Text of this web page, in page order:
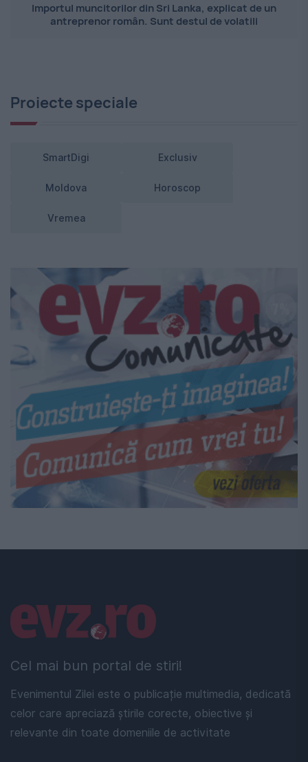
Importul muncitorilor din Sri Lanka, explicat de un
antreprenor român. Sunt destul de volatili
Proiecte speciale
SmartDigi Exclusiv
Moldova Horoscop
Vremea
Cel mai bun portal de stiri!
Evenimentul Zilei este o publicație multimedia, dedicată
celor care apreciază știrile corecte, obiective și
relevante din toate domeniile de activitate
Linkuri utile